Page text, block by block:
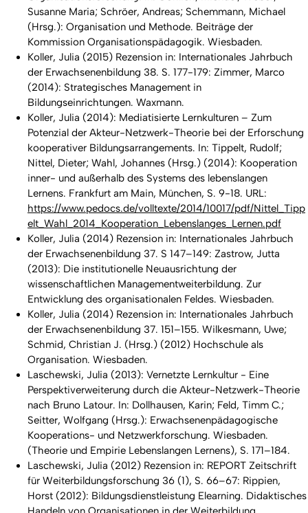
Susanne Maria; Schröer, Andreas; Schemmann, Michael
(Hrsg.): Organisation und Methode. Beiträge der
Kommission Organisationspädagogik. Wiesbaden.
Koller, Julia (2015) Rezension in: Internationales Jahrbuch
der Erwachsenenbildung 38. S. 177-179: Zimmer, Marco
(2014): Strategisches Management in
Bildungseinrichtungen. Waxmann.
Koller, Julia (2014): Mediatisierte Lernkulturen – Zum
Potenzial der Akteur-Netzwerk-Theorie bei der Erforschung
kooperativer Bildungsarrangements. In: Tippelt, Rudolf;
Nittel, Dieter; Wahl, Johannes (Hrsg.) (2014): Kooperation
inner- und außerhalb des Systems des lebenslangen
Lernens. Frankfurt am Main, München, S. 9-18. URL:
https://www.pedocs.de/volltexte/2014/10017/pdf/Nittel_Tipp
elt_Wahl_2014_Kooperation_Lebenslanges_Lernen.pdf
Koller, Julia (2014) Rezension in: Internationales Jahrbuch
der Erwachsenenbildung 37. S 147–149: Zastrow, Jutta
(2013): Die institutionelle Neuausrichtung der
wissenschaftlichen Managementweiterbildung. Zur
Entwicklung des organisationalen Feldes. Wiesbaden.
Koller, Julia (2014) Rezension in: Internationales Jahrbuch
der Erwachsenenbildung 37. 151–155. Wilkesmann, Uwe;
Schmid, Christian J. (Hrsg.) (2012) Hochschule als
Organisation. Wiesbaden.
Laschewski, Julia (2013): Vernetzte Lernkultur - Eine
Perspektiverweiterung durch die Akteur-Netzwerk-Theorie
nach Bruno Latour. In: Dollhausen, Karin; Feld, Timm C.;
Seitter, Wolfgang (Hrsg.): Erwachsenenpädagogische
Kooperations- und Netzwerkforschung. Wiesbaden.
(Theorie und Empirie Lebenslangen Lernens), S. 171–184.
Laschewski, Julia (2012) Rezension in: REPORT Zeitschrift
für Weiterbildungsforschung 36 (1), S. 66–67: Rippien,
Horst (2012): Bildungsdienstleistung Elearning. Didaktisches